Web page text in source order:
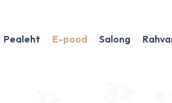
Pealeht E-pood Salong